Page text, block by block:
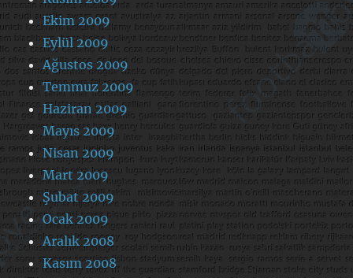
Ekim 2009
Eylül 2009
Ağustos 2009
Temmuz 2009
Haziran 2009
Mayıs 2009
Nisan 2009
Mart 2009
Şubat 2009
Ocak 2009
Aralık 2008
Kasım 2008